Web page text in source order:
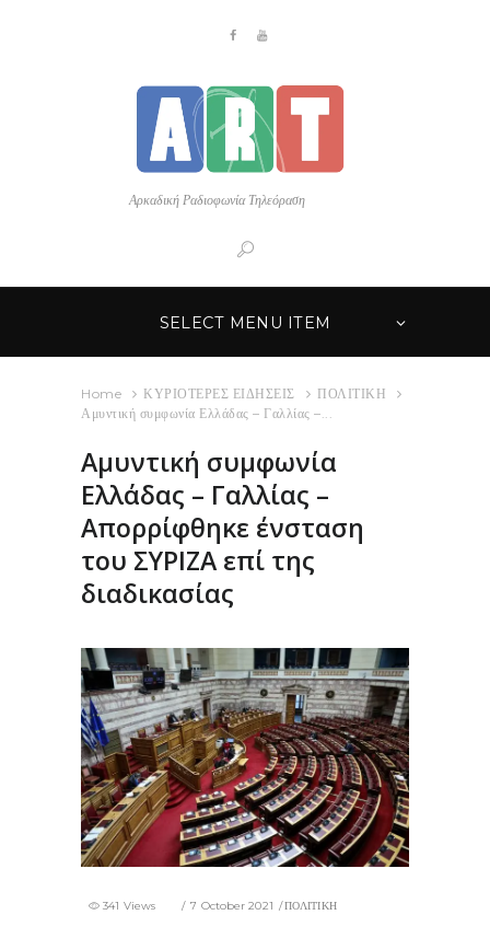
Αρκαδική Ραδιοφωνία Τηλεόραση
SELECT MENU ITEM
Home ΚΥΡΙΟΤΕΡΕΣ ΕΙΔΗΣΕΙΣ
ΠΟΛΙΤΙΚΗ
Αμυντική συμφωνία Ελλάδας – Γαλλίας –...
Αμυντική συμφωνία
Ελλάδας – Γαλλίας –
Απορρίφθηκε ένσταση
του ΣΥΡΙΖΑ επί της
διαδικασίας
7 October 2021 ΠΟΛΙΤΙΚΗ
341 Views